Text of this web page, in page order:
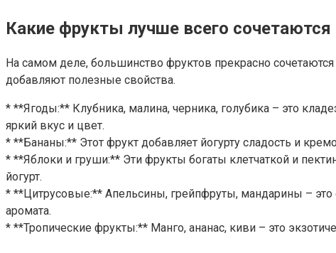
Какие фрукты лучше всего сочетаются
На самом деле, большинство фруктов прекрасно
добавляют полезные свойства.
* **Ягоды:** Клубника, малина, черника, голубика – это
яркий вкус и цвет.
* **Бананы:** Этот фрукт добавляет йогурту сладость и
* **Яблоки и груши:** Эти фрукты богаты клетчаткой и
йогурт.
* **Цитрусовые:** Апельсины, грейпфруты, мандарины – это
аромата.
* **Тропические фрукты:** Манго, ананас, киви – это